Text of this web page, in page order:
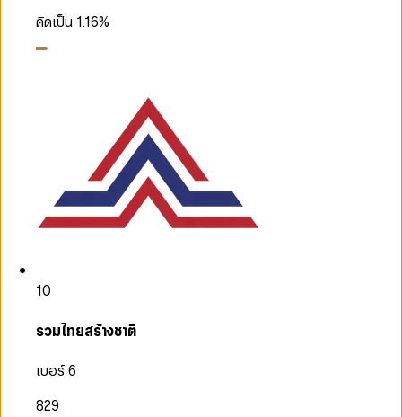
คิดเป็น 1.16%
10
รวมไทยสร้างชาติ
เบอร์ 6
829